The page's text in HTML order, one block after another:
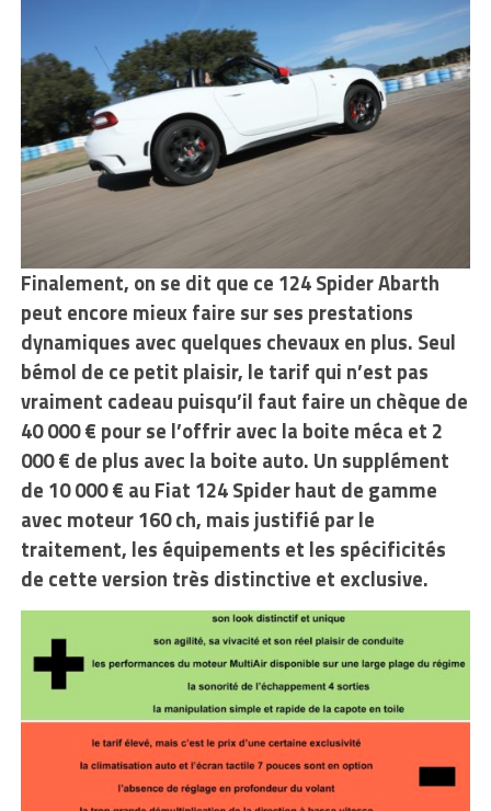
Finalement, on se dit que ce 124 Spider Abarth
peut encore mieux faire surses prestations
dynamiques avec quelques chevaux en plus. Seul
bémol de ce petit plaisir, le tarif qui n’est pas
vraiment cadeau puisqu’il faut faire un chèque de
40 000 € pour se l’offrir avec la boite méca et 2
000 € de plus avec la boite auto. Un supplément
de 10 000 € au Fiat 124 Spider haut de gamme
avec moteur 160 ch, mais justifié par le
traitement, les équipements et les spécificités
de cette version très distinctive et exclusive.